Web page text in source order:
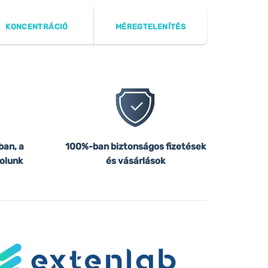
KONCENTRÁCIÓ MÉREGTELENÍTÉS
a
100%-ban biztonságos fizetések
és vásárlások